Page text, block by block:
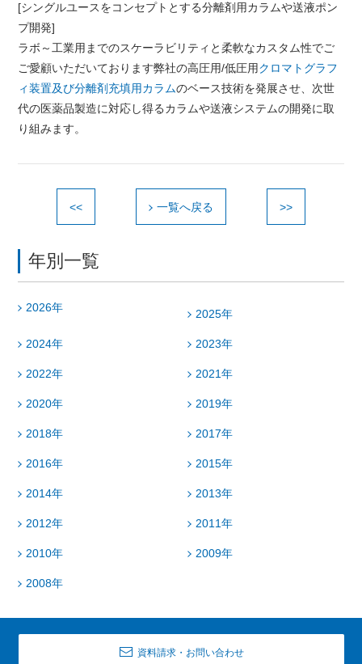
[シングルユースをコンセプトとする分離剤用カラムや送液ポン
プ開発]
ラボ～工業用までのスケーラビリティと柔軟なカスタム性でご
ご愛顧いただいております弊社の高圧用/低圧用クロマトグラフ
ィ装置及び分離剤充填用カラムのベース技術を発展させ、次世
代の医薬品製造に対応し得るカラムや送液システムの開発に取
り組みます。
<< 一覧へ戻る >>
年別一覧
2026年 2025年
2024年 2023年
2022年 2021年
2020年 2019年
2018年 2017年
2016年 2015年
2014年 2013年
2012年 2011年
2010年 2009年
2008年
資料請求・お問い合わせ